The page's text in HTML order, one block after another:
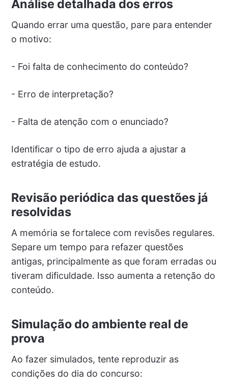
Análise detalhada dos erros
Quando errar uma questão, pare para entender
o motivo:
- Foi falta de conhecimento do conteúdo?
- Erro de interpretação?
- Falta de atenção com o enunciado?
Identificar o tipo de erro ajuda a ajustar a
estratégia de estudo.
Revisão periódica das questões já
resolvidas
A memória se fortalece com revisões regulares.
Separe um tempo para refazer questões
antigas, principalmente as que foram erradas ou
tiveram dificuldade. Isso aumenta a retenção do
conteúdo.
Simulação do ambiente real de
prova
Ao fazer simulados, tente reproduzir as
condições do dia do concurso: